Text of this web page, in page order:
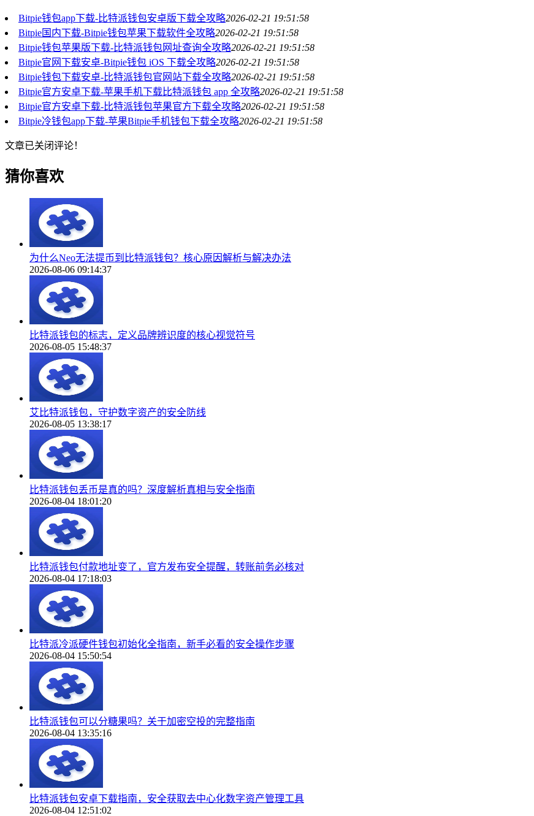
Bitpie钱包app下载-比特派钱包安卓版下载全攻略2026-02-21 19:51:58
Bitpie国内下载-Bitpie钱包苹果下载软件全攻略2026-02-21 19:51:58
Bitpie钱包苹果版下载-比特派钱包网址查询全攻略2026-02-21 19:51:58
Bitpie官网下载安卓-Bitpie钱包 iOS 下载全攻略2026-02-21 19:51:58
Bitpie钱包下载安卓-比特派钱包官网站下载全攻略2026-02-21 19:51:58
Bitpie官方安卓下载-苹果手机下载比特派钱包 app 全攻略2026-02-21 19:51:58
Bitpie官方安卓下载-比特派钱包苹果官方下载全攻略2026-02-21 19:51:58
Bitpie冷钱包app下载-苹果Bitpie手机钱包下载全攻略2026-02-21 19:51:58
文章已关闭评论！
猜你喜欢
为什么Neo无法提币到比特派钱包？核心原因解析与解决办法
2026-08-06 09:14:37
比特派钱包的标志，定义品牌辨识度的核心视觉符号
2026-08-05 15:48:37
艾比特派钱包，守护数字资产的安全防线
2026-08-05 13:38:17
比特派钱包丢币是真的吗？深度解析真相与安全指南
2026-08-04 18:01:20
比特派钱包付款地址变了，官方发布安全提醒，转账前务必核对
2026-08-04 17:18:03
比特派冷派硬件钱包初始化全指南，新手必看的安全操作步骤
2026-08-04 15:50:54
比特派钱包可以分糖果吗？关于加密空投的完整指南
2026-08-04 13:35:16
比特派钱包安卓下载指南，安全获取去中心化数字资产管理工具
2026-08-04 12:51:02